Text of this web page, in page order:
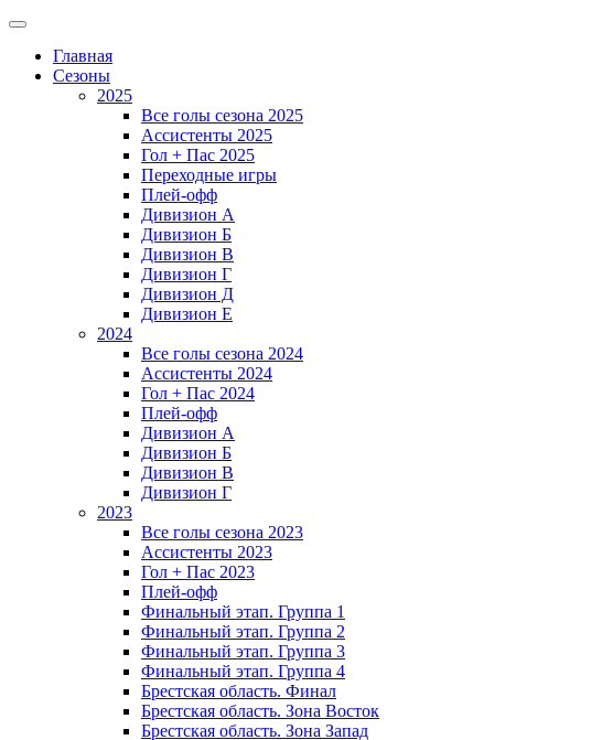
Главная
Сезоны
2025
Все голы сезона 2025
Ассистенты 2025
Гол + Пас 2025
Переходные игры
Плей-офф
Дивизион A
Дивизион Б
Дивизион В
Дивизион Г
Дивизион Д
Дивизион Е
2024
Все голы сезона 2024
Ассистенты 2024
Гол + Пас 2024
Плей-офф
Дивизион A
Дивизион Б
Дивизион В
Дивизион Г
2023
Все голы сезона 2023
Ассистенты 2023
Гол + Пас 2023
Плей-офф
Финальный этап. Группа 1
Финальный этап. Группа 2
Финальный этап. Группа 3
Финальный этап. Группа 4
Брестская область. Финал
Брестская область. Зона Восток
Брестская область. Зона Запад